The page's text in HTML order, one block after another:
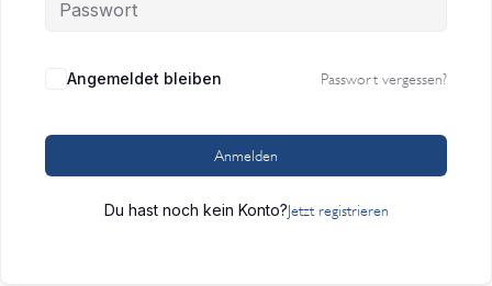
Angemeldet bleiben Passwort vergessen?
Anmelden
Du hast noch kein Konto?Jetzt registrieren